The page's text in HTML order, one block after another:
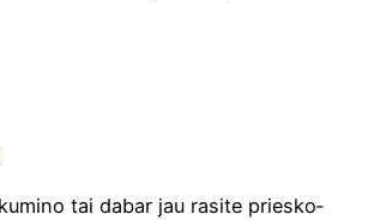
tai dabar jau rasi­te prie­sko­